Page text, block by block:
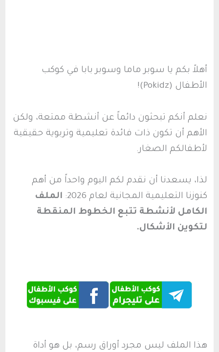
أهلاً بكم يا سوبر ماما وسوبر بابا في كوكب
الأطفال (Pokidz)!
نعلم أنكم تبحثون دائماً عن أنشطة ممتعة، ولكن
الأهم أن تكون ذات فائدة تعليمية وتربوية حقيقية
لأطفالكم الصغار.
لذا، يسعدنا أن نقدم لكم اليوم واحداً من أهم
كنوزنا التعليمية المجانية لعام 2026:
الملف
الكامل لأنشطة تتبع الخطوط المنقطة
لتكوين الأشكال.
هذا الملف ليس مجرد أوراق رسم، بل هو أداة